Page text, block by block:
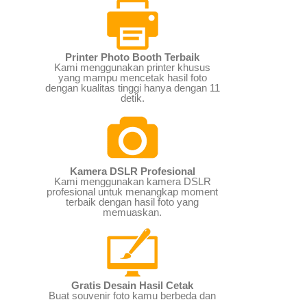
Printer Photo Booth Terbaik
Kami menggunakan printer khusus
yang mampu mencetak hasil foto
dengan kualitas tinggi hanya dengan 11
detik.
Kamera DSLR Profesional
Kami menggunakan kamera DSLR
profesional untuk menangkap moment
terbaik dengan hasil foto yang
memuaskan.
Gratis Desain Hasil Cetak
Buat souvenir foto kamu berbeda dan